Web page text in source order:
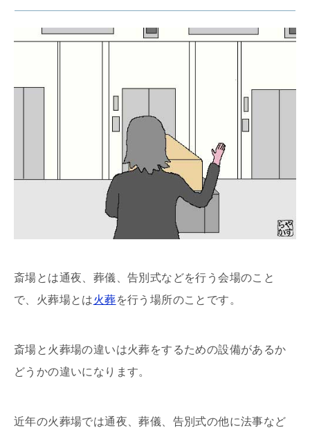
斎場とは通夜、葬儀、告別式などを行う会場のこと
で、火葬場とは火葬を行う場所のことです。
斎場と火葬場の違いは火葬をするための設備があるか
どうかの違いになります。
近年の火葬場では通夜、葬儀、告別式の他に法事など